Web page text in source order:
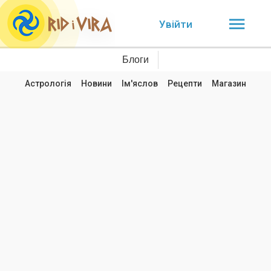
Увійти
Блоги
Астрологія Новини Ім'яслов Рецепти Магазин